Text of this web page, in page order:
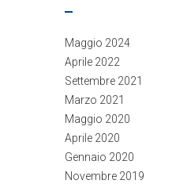
Maggio 2024
Aprile 2022
Settembre 2021
Marzo 2021
Maggio 2020
Aprile 2020
Gennaio 2020
Novembre 2019